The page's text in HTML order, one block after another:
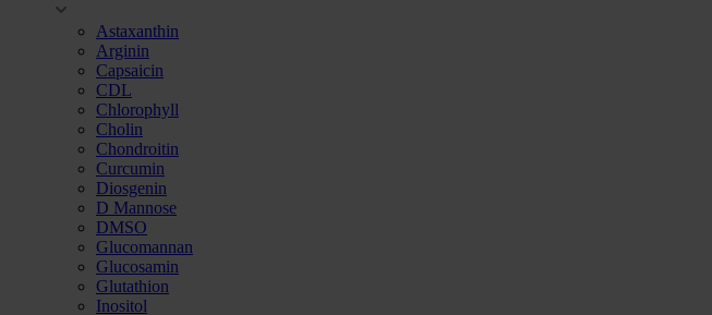
Astaxanthin
Arginin
Capsaicin
CDL
Chlorophyll
Cholin
Chondroitin
Curcumin
Diosgenin
D Mannose
DMSO
Glucomannan
Glucosamin
Glutathion
Inositol